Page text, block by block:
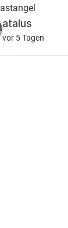
atalus
vor 5 Tagen